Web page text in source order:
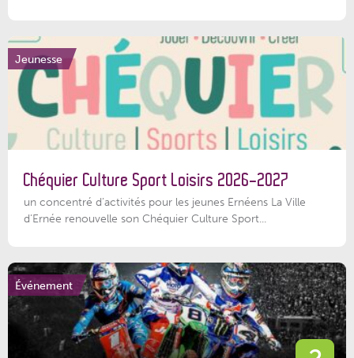
Jeunesse
Chéquier Culture Sport Loisirs 2026-2027
un concentré d’activités pour les jeunes Ernéens La Ville
d’Ernée renouvelle son Chéquier Culture Sport...
Événement